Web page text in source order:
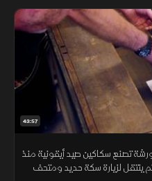
43:57
تصنع سكاكين صيد أيقونية منذ
ينتقل لزيارة سكة حديد ومتحف